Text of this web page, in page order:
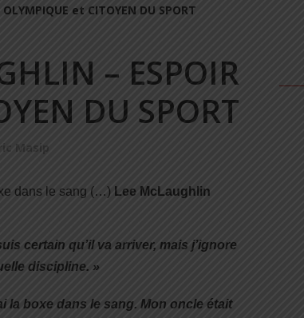
et CITOYEN DU SPORT
– ESPOIR
DU SPORT
Masip
dans le sang (…) Lee McLaughlin
certain qu’il va arriver, mais j’ignore
discipline. »
la boxe dans le sang. Mon oncle était